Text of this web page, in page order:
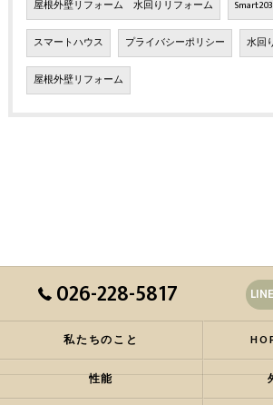
屋根外壁リフォーム 水回りリフォーム
スマートハウス プライバシーポリシー 水回
屋根外壁リフォーム
026-228-5817
私たちのこと
性能